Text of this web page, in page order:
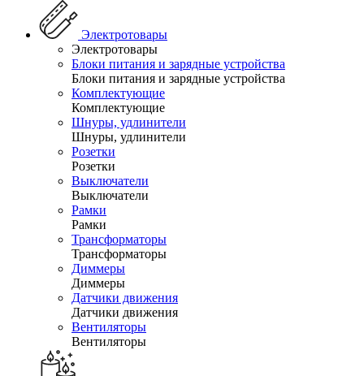
Электротовары
Электротовары
Блоки питания и зарядные устройства
Блоки питания и зарядные устройства
Комплектующие
Комплектующие
Шнуры, удлинители
Шнуры, удлинители
Розетки
Розетки
Выключатели
Выключатели
Рамки
Рамки
Трансформаторы
Трансформаторы
Диммеры
Диммеры
Датчики движения
Датчики движения
Вентиляторы
Вентиляторы